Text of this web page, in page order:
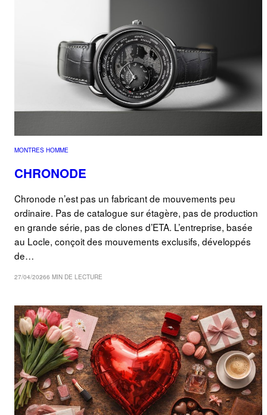
MONTRES HOMME
CHRONODE
Chronode n’est pas un fabricant de mouvements peu
ordinaire. Pas de catalogue sur étagère, pas de production
en grande série, pas de clones d’ETA. L’entreprise, basée
au Locle, conçoit des mouvements exclusifs, développés
de…
27/04/20266 MIN DE LECTURE